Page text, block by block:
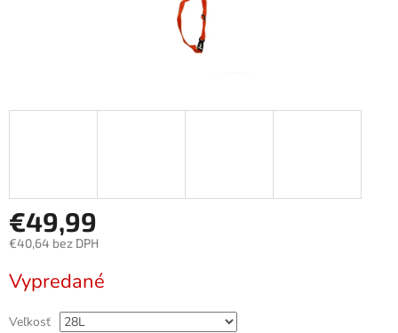
€49,99
€40,64 bez DPH
cena:
Vypredané
Veľkosť